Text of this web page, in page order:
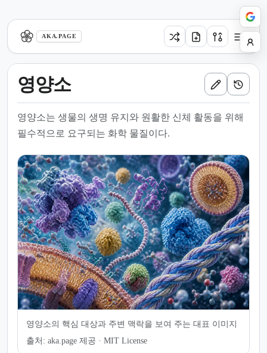
AKA.PAGE
영양소
영양소는 생물의 생명 유지와 원활한 신체 활동을 위해
필수적으로 요구되는 화학 물질이다.
영양소의 핵심 대상과 주변 맥락을 보여 주는 대표 이미지
출처: aka.page 제공 · MIT License